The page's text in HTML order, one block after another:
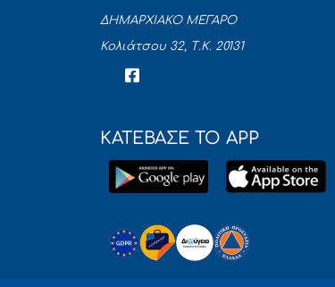
ΔΗΜΑΡΧΙΑΚΟ ΜΕΓΑΡΟ
Κολιάτσου 32, Τ.Κ. 20131
ΚΑΤΕΒΑΣΕ ΤΟ APP